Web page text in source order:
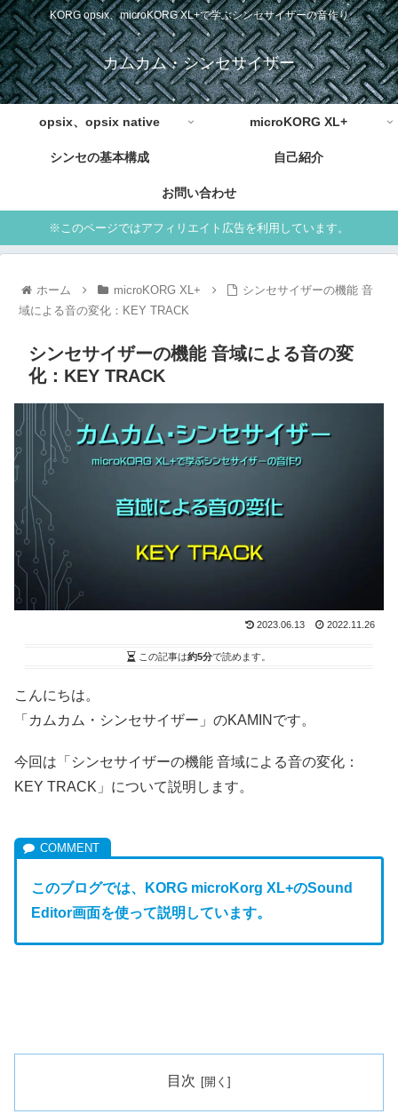
KORG opsix、microKORG XL+で学ぶシンセサイザーの音作り
カムカム・シンセサイザー
opsix、opsix native microKORG XL+
シンセの基本構成 自己紹介
お問い合わせ
※このページではアフィリエイト広告を利用しています。
ホーム microKORG XL+
シンセサイザーの機能 音
域による音の変化：KEY TRACK
シンセサイザーの機能 音域による音の変
化：KEY TRACK
2023.06.13 2022.11.26
この記事は約5分で読めます。
こんにちは。
「カムカム・シンセサイザー」のKAMINです。
今回は「シンセサイザーの機能 音域による音の変化：
KEY TRACK」について説明します。
このブログでは、KORG microKorg XL+のSound
Editor画面を使って説明しています。
目次